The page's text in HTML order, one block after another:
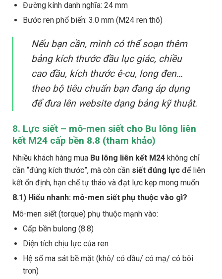
Đường kính danh nghĩa: 24 mm
Bước ren phổ biến: 3.0 mm (M24 ren thô)
Nếu bạn cần, mình có thể soạn thêm
bảng kích thước đầu lục giác, chiều
cao đầu, kích thước ê-cu, long đen…
theo bộ tiêu chuẩn bạn đang áp dụng
để đưa lên website dạng bảng kỹ thuật.
8. Lực siết – mô-men siết cho Bu lông liên
kết M24 cấp bền 8.8 (tham khảo)
Nhiều khách hàng mua Bu lông liên kết M24 không chỉ
cần “đúng kích thước”, mà còn cần siết đúng lực để liên
kết ổn định, hạn chế tự tháo và đạt lực kẹp mong muốn.
8.1) Hiểu nhanh: mô-men siết phụ thuộc vào gì?
Mô-men siết (torque) phụ thuộc mạnh vào:
Cấp bền bulong (8.8)
Diện tích chịu lực của ren
Hệ số ma sát bề mặt (khô/ có dầu/ có mạ/ có bôi
trơn)